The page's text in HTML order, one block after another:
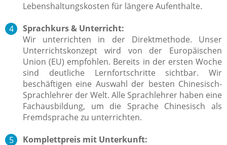
Lebenshaltungskosten für längere Aufenthalte.
Sprachkurs & Unterricht:
Wir unterrichten in der Direktmethode. Unser
Unterrichtskonzept wird von der Europäischen
Union (EU) empfohlen. Bereits in der ersten Woche
sind deutliche Lernfortschritte sichtbar. Wir
beschäftigen eine Auswahl der besten Chinesisch-
Sprachlehrer der Welt. Alle Sprachlehrer haben eine
Fachausbildung, um die Sprache Chinesisch als
Fremdsprache zu unterrichten.
Komplettpreis mit Unterkunft: